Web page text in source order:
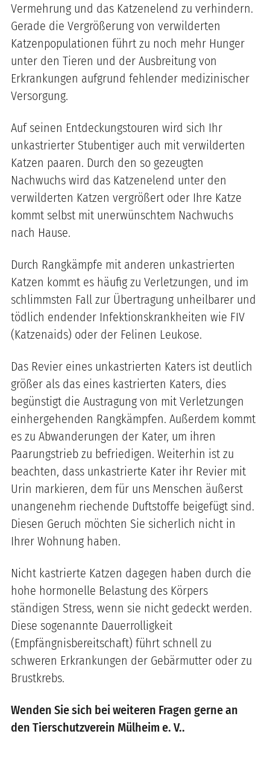
Vermehrung und das Katzenelend zu verhindern.
Gerade die Vergrößerung von verwilderten
Katzenpopulationen führt zu noch mehr Hunger
unter den Tieren und der Ausbreitung von
Erkrankungen aufgrund fehlender medizinischer
Versorgung.
Auf seinen Entdeckungstouren wird sich Ihr
unkastrierter Stubentiger auch mit verwilderten
Katzen paaren. Durch den so gezeugten
Nachwuchs wird das Katzenelend unter den
verwilderten Katzen vergrößert oder Ihre Katze
kommt selbst mit unerwünschtem Nachwuchs
nach Hause.
Durch Rangkämpfe mit anderen unkastrierten
Katzen kommt es häufig zu Verletzungen, und im
schlimmsten Fall zur Übertragung unheilbarer und
tödlich endender Infektionskrankheiten wie FIV
(Katzenaids) oder der Felinen Leukose.
Das Revier eines unkastrierten Katers ist deutlich
größer als das eines kastrierten Katers, dies
begünstigt die Austragung von mit Verletzungen
einhergehenden Rangkämpfen. Außerdem kommt
es zu Abwanderungen der Kater, um ihren
Paarungstrieb zu befriedigen. Weiterhin ist zu
beachten, dass unkastrierte Kater ihr Revier mit
Urin markieren, dem für uns Menschen äußerst
unangenehm riechende Duftstoffe beigefügt sind.
Diesen Geruch möchten Sie sicherlich nicht in
Ihrer Wohnung haben.
Nicht kastrierte Katzen dagegen haben durch die
hohe hormonelle Belastung des Körpers
ständigen Stress, wenn sie nicht gedeckt werden.
Diese sogenannte Dauerrolligkeit
(Empfängnisbereitschaft) führt schnell zu
schweren Erkrankungen der Gebärmutter oder zu
Brustkrebs.
Wenden Sie sich bei weiteren Fragen gerne an
den Tierschutzverein Mülheim e. V..